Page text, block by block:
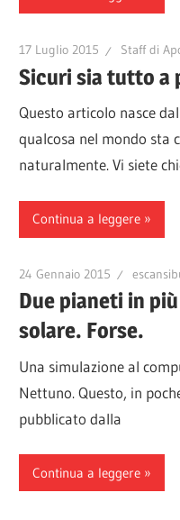
17 Luglio 2015 Staff di
Sicuri sia tutto a
Questo articolo nasce
qualcosa nel mondo sta
naturalmente. Vi siete
Continua a leggere
24 Gennaio 2015
Due pianeti in
solare. Forse.
Una simulazione al
Nettuno. Questo, in
pubblicato dalla
Continua a leggere